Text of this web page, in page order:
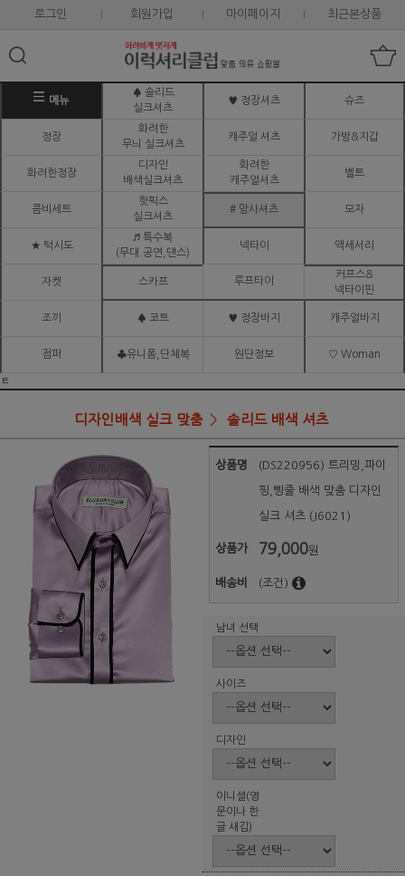
로그인 회원가입 마이페이지 최근본상품
메뉴
♠ 솔리드
실크셔츠
♥ 정장셔츠 슈즈
정장
화려한
무늬 실크셔츠
캐주얼 셔츠 가방&지갑
화려한정장
디자인
배색실크셔츠
화려한
캐주얼셔츠
벨트
콤비세트
핫픽스
실크셔츠
# 망사셔츠 모자
★ 턱시도
♬ 특수복
(무대.공연,댄스)
넥타이 액세서리
자켓 스카프 루프타이
커프스&
넥타이핀
조끼 ♠ 코트 ♥ 정장바지 캐주얼바지
점퍼 ♣유니폼,단체복 원단정보 ♡ Woman
ㅌ
디자인배색 실크 맞춤 솔리드 배색 셔츠
상품명 (DS220956) 트리밍,파이
핑,삥줄 배색 맞춤 디자인
실크 셔츠 (J6021)
상품가 79,000원
배송비 (조건)
남녀 선택
사이즈
디자인
이니셜(영
문이나 한
글 새김)